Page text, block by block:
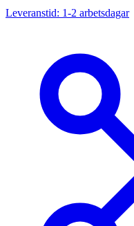
Leveranstid: 1-2 arbetsdagar